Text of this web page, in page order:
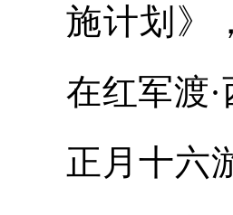
施计划》
在红军渡
正月十六